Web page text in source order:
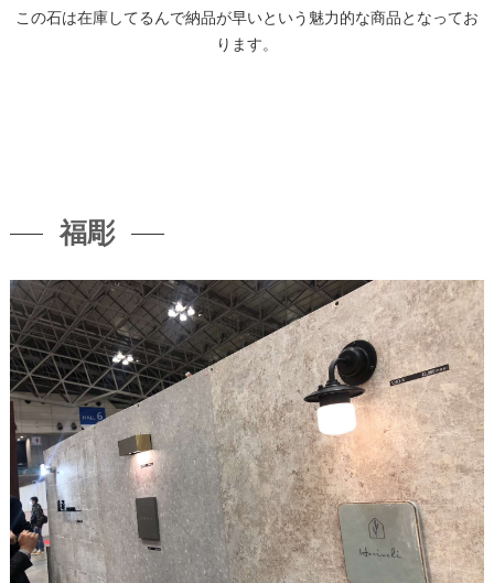
この石は在庫してるんで納品が早いという魅力的な商品となってお
ります。
福彫